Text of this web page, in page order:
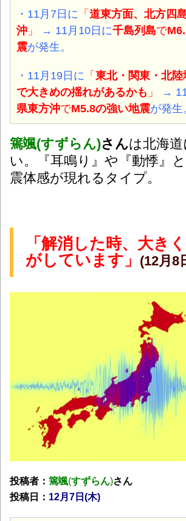
・11月7日に 「 道東方面、北方四
沖 」 → 11月10日に千島列島で
震が発生。
・11月19日に 「 東北・関東・北
で大きめの揺れがあるかも 」 →
県東方沖でM5.8の強い地震が発生
篶颯(すずらん)さんは北海道
い。『耳鳴り』や『動悸』
震体感が現れるタイプ。
「解消した時、大き
がしています」 (12月8
投稿者： 篶颯(すずらん)さん
投稿日： 12月7 日(木)